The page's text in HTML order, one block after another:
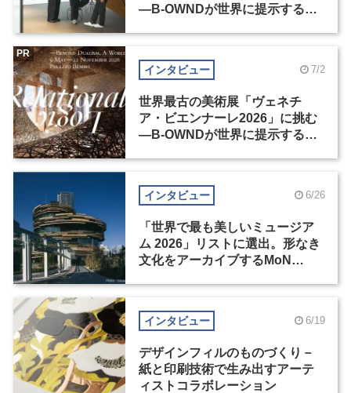
―B-OWNDが世界に提示する美
インタビュー 7/2
世界最古の美術展「ヴェネチ
ア・ビエンナーレ2026」に挑む
―B-OWNDが世界に提示する美
PR
インタビュー 6/26
「世界で最も美しいミュージア
ム 2026」リストに選出。形なき
文化をアーカイブするMoN
インタビュー 6/19
デザインフィルのものづくり－
紙と印刷技術で生み出すアーテ
ィストコラボレーション